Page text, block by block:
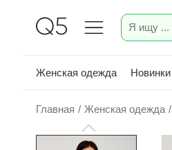
Женская одежда Новинки
Главная / Женская одежда /